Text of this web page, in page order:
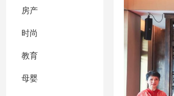
房产
时尚
教育
母婴